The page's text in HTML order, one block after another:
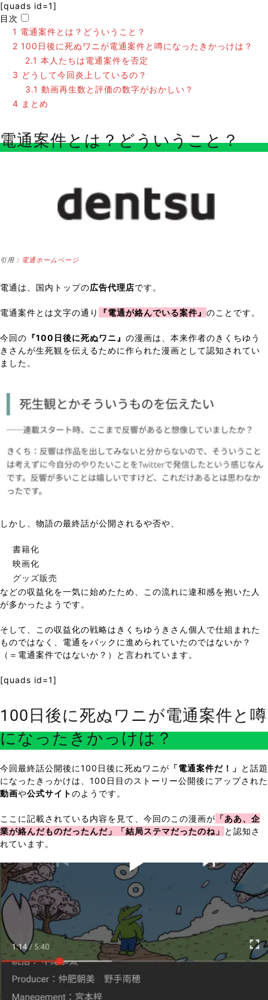
[quads id=1]
目次
1 電通案件とは？どういうこと？
2 100日後に死ぬワニが電通案件と噂になったきかっけは？
2.1 本人たちは電通案件を否定
3 どうして今回炎上しているの？
3.1 動画再生数と評価の数字がおかしい？
4 まとめ
電通案件とは？どういうこと？
引用： 電通ホームページ
電通は、国内トップの広告代理店です。
電通案件とは文字の通り 『電通が絡んでいる案件』 のことです。
今回の 『100日後に死ぬワニ』 の漫画は、本来作者のきくちゆう
きさんが生死観を伝えるために作られた漫画として認知されてい
ました。
しかし、物語の最終話が公開されるや否や、
書籍化
映画化
グッズ販売
などの収益化を一気に始めたため、この流れに違和感を抱いた人
が多かったようです。
そして、この収益化の戦略はきくちゆうきさん個人で仕組まれた
ものではなく、電通をバックに進められていたのではないか？
（＝電通案件ではないか？）と言われています。
[quads id=1]
100日後に死ぬワニが電通案件と噂
になったきかっけは？
今回最終話公開後に100日後に死ぬワニが 「電通案件だ！」 と話題
になったきっかけは、100日目のストーリー公開後にアップされた
動画や公式サイトのようです。
ここに記載されている内容を見て、今回のこの漫画が 「ああ、企
業が絡んだものだったんだ」「結局ステマだったのね」 と認知さ
れています。